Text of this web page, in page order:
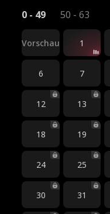
0 - 49 50 - 63
Vorschau 1
6 7
12 13
18 19
24 25
30 31